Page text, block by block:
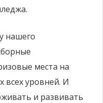
нашего
места на
всех уровней. И
и развивать